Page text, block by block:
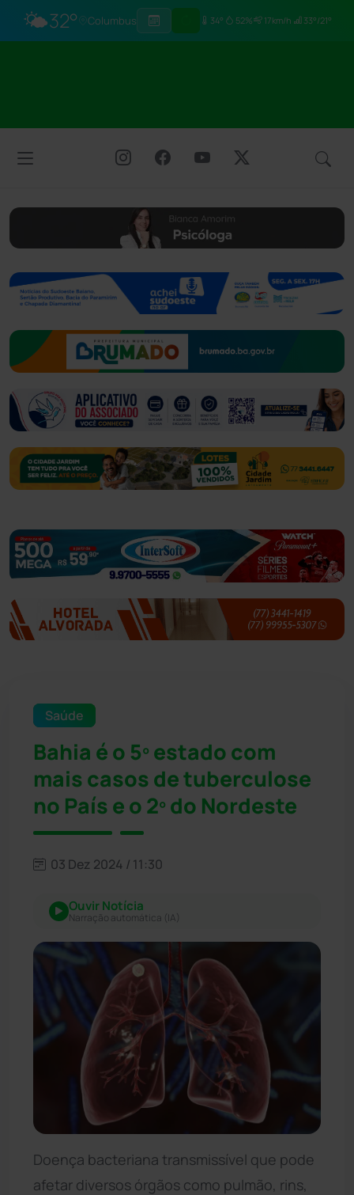
🌤️32° Columbus 34° 52% 17km/h 33°/21°
Saúde
Bahia é o 5º estado com
mais casos de tuberculose
no País e o 2º do Nordeste
03 Dez 2024 / 11:30
Ouvir Notícia
Narração automática (IA)
Doença bacteriana transmissível que pode
afetar diversos órgãos como pulmão, rins,